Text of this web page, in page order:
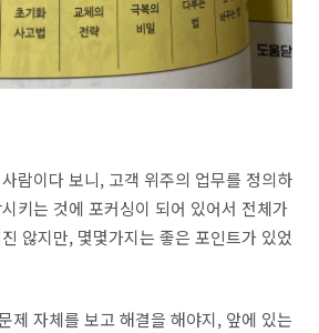
람이다 보니, 고객 위주의 업무를 정의하
키는 것에 포커싱이 되어 있어서 전체가
않지만, 몇몇가지는 좋은 포인트가 있었
제 자체를 보고 해결을 해야지, 앞에 있는